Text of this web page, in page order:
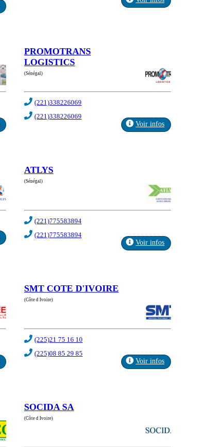
PROMOTRANS
LOGISTICS
(Sénégal)
(221)338226069
(221)338226069
Voir infos
ATLYS
(Sénégal)
(221)775583894
(221)775583894
Voir infos
SMT COTE D'IVOIRE
(Côte d Ivoire)
(225)21 75 16 10
(225)08 85 29 85
Voir infos
SOCIDA SA
(Côte d Ivoire)